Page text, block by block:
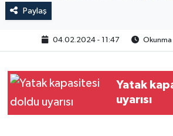
Paylaş
04.02.2024 - 11:47 Okunma
Yatak
uyarısı